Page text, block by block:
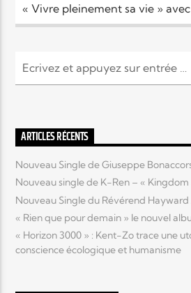
« Vivre pleinement sa vie »
ARTICLES RÉCENTS
Nouveau Single de Giuseppe
Nouveau single de K-Ren – « Kingdom
Nouveau Single du Révérend
« Rien que pour demain » le nouvel
« Horizon 3000 » : Kent-Zo trace une
conscience écologique et humanisme